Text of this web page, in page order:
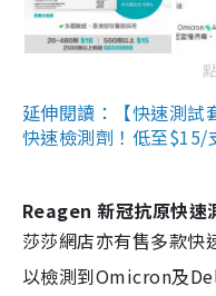
延伸閱讀：【快速測
快速檢測劑！低至$15/
Reagen 新冠抗原快速
莎莎網店亦有售多款快
以檢測到Omicron及